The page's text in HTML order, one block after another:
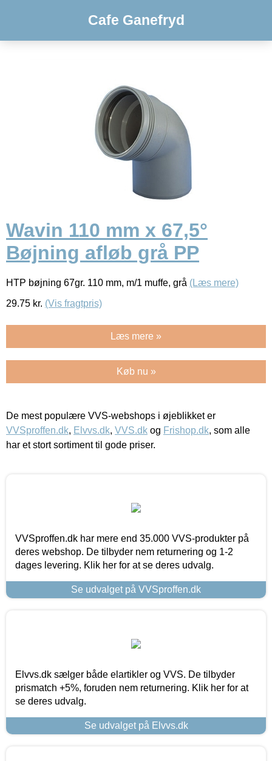
Cafe Ganefryd
Wavin 110 mm x 67,5°
Bøjning afløb grå PP
HTP bøjning 67gr. 110 mm, m/1 muffe, grå (Læs mere)
29.75 kr. (Vis fragtpris)
Læs mere »
Køb nu »
De mest populære VVS-webshops i øjeblikket er
VVSproffen.dk, Elvvs.dk, VVS.dk og Frishop.dk, som alle
har et stort sortiment til gode priser.
VVSproffen.dk har mere end 35.000 VVS-produkter på
deres webshop. De tilbyder nem returnering og 1-2
dages levering. Klik her for at se deres udvalg.
Se udvalget på VVSproffen.dk
Elvvs.dk sælger både elartikler og VVS. De tilbyder
prismatch +5%, foruden nem returnering. Klik her for at
se deres udvalg.
Se udvalget på Elvvs.dk